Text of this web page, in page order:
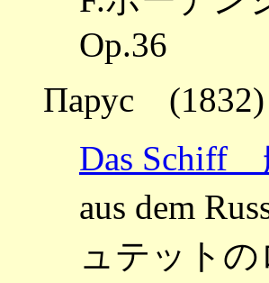
Op.36
Парус (1832)
Das Schiff
aus dem
ュテット